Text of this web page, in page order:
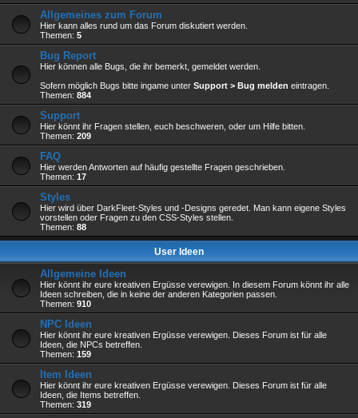
Allgemeines zum Forum
Hier kann alles rund um das Forum diskutiert werden.
Themen: 5
Bug Report
Hier können alle Bugs, die ihr bemerkt, gemeldet werden.
Sofern möglich Bugs bitte ingame unter Support > Bug melden eintragen.
Themen: 884
Support
Hier könnt ihr Fragen stellen, euch beschweren, oder um Hilfe bitten.
Themen: 209
FAQ
Hier werden Antworten auf häufig gestellte Fragen geschrieben.
Themen: 17
Styles
Hier wird über DarkFleet-Styles und -Designs geredet. Man kann eigene Styles
vorstellen oder Fragen zu den CSS-Styles stellen.
Themen: 88
User Ideen
Allgemeine Ideen
Hier könnt ihr eure kreativen Ergüsse verewigen. In diesem Forum könnt ihr alle
Ideen schreiben, die in keine der anderen Kategorien passen.
Themen: 910
NPC Ideen
Hier könnt ihr eure kreativen Ergüsse verewigen. Dieses Forum ist für alle
Ideen, die NPCs betreffen.
Themen: 159
Item Ideen
Hier könnt ihr eure kreativen Ergüsse verewigen. Dieses Forum ist für alle
Ideen, die Items betreffen.
Themen: 319